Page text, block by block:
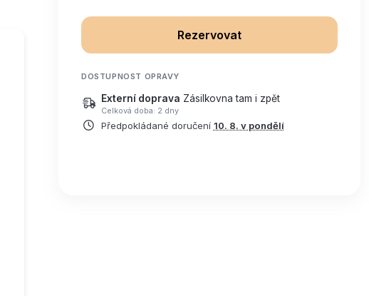
Rezervovat
DOSTUPNOST OPRAVY
Externí doprava Zásilkovna tam i zpět
Celková doba: 2 dny
Předpokládané doručení 10. 8. v pondělí